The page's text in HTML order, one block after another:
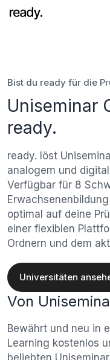
Bist du ready für die
Uniseminar
ready.
ready. löst
analogem und
Verfügbar für 8
optimal auf deine
einer flexiblen
Ordnern und dem
Universitäten
Von
Bewährt und neu in
Learning kostenlos
beliebten